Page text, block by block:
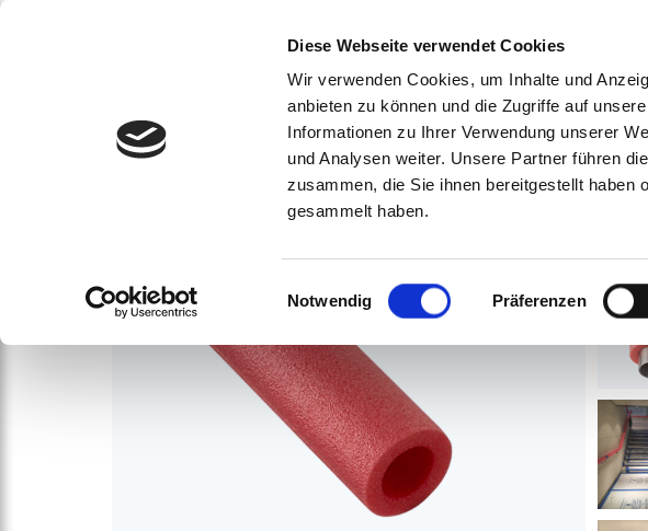
Diese Webseite verwendet Cookies
Wir verwenden Cookies, um Inhalte und
anbieten zu können und die Zugriffe auf
Informationen zu Ihrer Verwendung unserer
und Analysen weiter. Unsere Partner führen
zusammen, die Sie ihnen bereitgestellt haben
gesammelt haben.
Einwilligungsauswahl
Notwendig Präferenzen
Protection Cleaning